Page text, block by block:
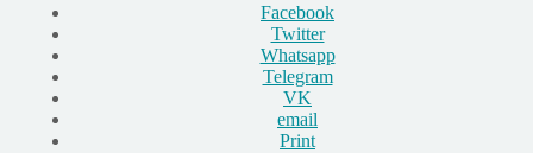
Facebook
Twitter
Whatsapp
Telegram
VK
email
Print